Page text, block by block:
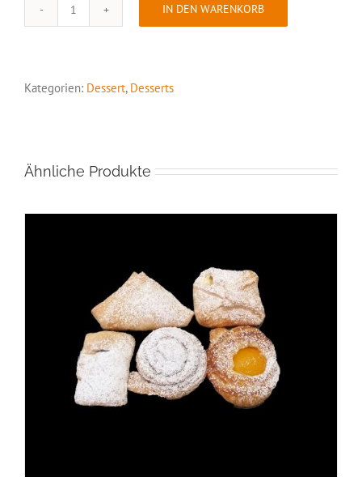
Muffin
IN DEN WARENKORB
Kategorien: Dessert, Desserts
Ähnliche Produkte